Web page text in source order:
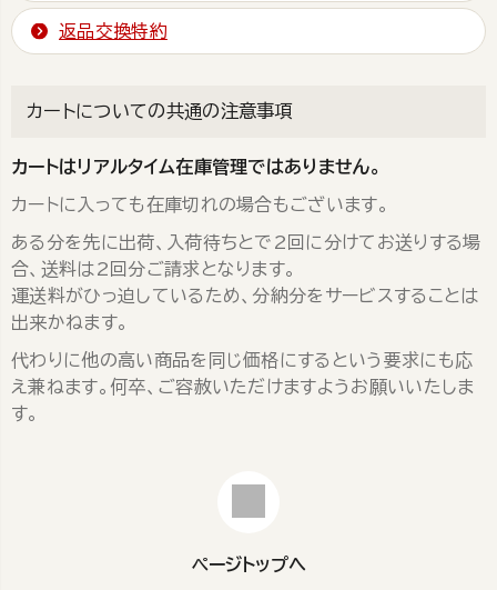
返品交換特約
カートについての共通の注意事項
カートはリアルタイム在庫管理ではありません。
カートに入っても在庫切れの場合もございます。
ある分を先に出荷、入荷待ちとで2回に分けてお送りする場
合、送料は2回分ご請求となります。
運送料がひっ迫しているため、分納分をサービスすることは
出来かねます。
代わりに他の高い商品を同じ価格にするという要求にも応
え兼ねます。何卒、ご容赦いただけますようお願いいたしま
す。
ページトップへ